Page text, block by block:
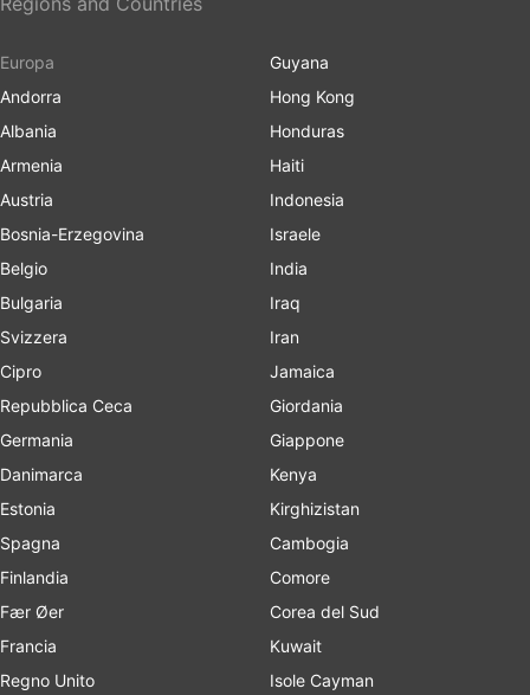
Europa
Andorra
Albania
Armenia
Austria
Bosnia-Erzegovina
Belgio
Bulgaria
Svizzera
Cipro
Repubblica Ceca
Germania
Danimarca
Estonia
Spagna
Finlandia
Fær Øer
Francia
Regno Unito
Guyana
Hong Kong
Honduras
Haiti
Indonesia
Israele
India
Iraq
Iran
Jamaica
Giordania
Giappone
Kenya
Kirghizistan
Cambogia
Comore
Corea del Sud
Kuwait
Isole Cayman